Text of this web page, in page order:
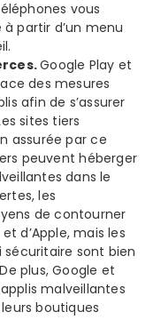
vous
partir d’un menu
Google Play et
des mesures
afin de s’assurer
sites tiers
assurée par ce
peuvent héberger
dans le
les
de contourner
d’Apple, mais les
sécuritaire sont bien
plus, Google et
malveillantes
boutiques